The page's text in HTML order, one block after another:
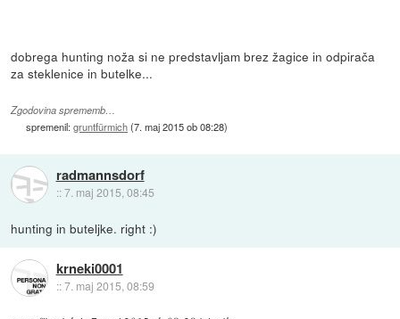
dobrega hunting noža si ne predstavljam brez žagice in odpirača
za steklenice in butelke...
Zgodovina sprememb…
spremenil:gruntfürmich(7. maj 2015 ob 08:28)
radmannsdorf
::7. maj 2015, 08:45
hunting in buteljke. right :)
krneki0001
::7. maj 2015, 08:59